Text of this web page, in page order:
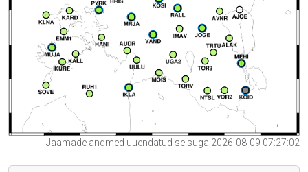
Jaamade andmed uuendatud seisuga 2026-08-09 07:27:02